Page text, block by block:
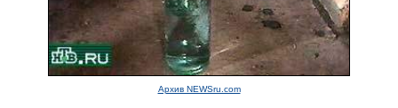
Архив NEWSru.com